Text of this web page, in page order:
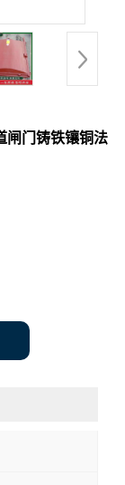
闸门铸铁镶铜法